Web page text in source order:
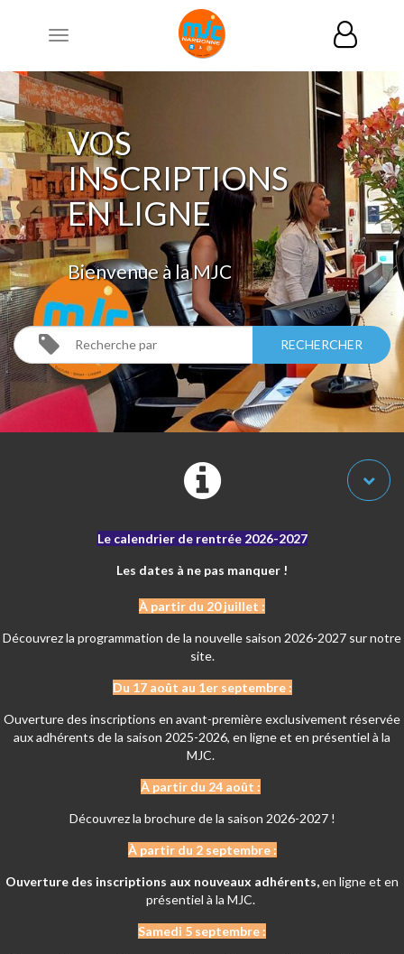
Toggle
VOS
INSCRIPTIONS
EN LIGNE
Bienvenue à la MJC
Le calendrier de rentrée 2026-2027
Les dates à ne pas manquer !
À partir du 20 juillet :
Découvrez la programmation de la nouvelle saison 2026-2027 sur notre
site.
Du 17 août au 1er septembre :
Ouverture des inscriptions en avant-première exclusivement réservée
aux adhérents de la saison 2025-2026, en ligne et en présentiel à la
MJC.
À partir du 24 août :
Découvrez la brochure de la saison 2026-2027 !
À partir du 2 septembre :
Ouverture des inscriptions aux nouveaux adhérents,en ligne et en
présentiel à la MJC.
Samedi 5 septembre :